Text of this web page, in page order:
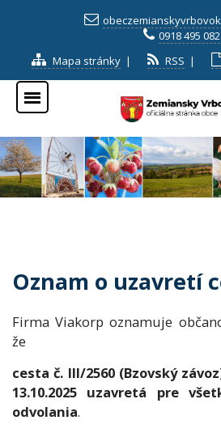
0918 495 082
Mapa stránky | RSS |
Oznam o uzavretí
Firma Viakorp oznamuje
že
cesta č. III/2560 (Bzovský
13.10.2025 uzavretá pre
odvolania.